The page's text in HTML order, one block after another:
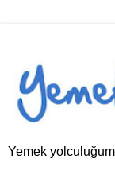
Yemek